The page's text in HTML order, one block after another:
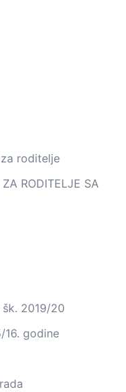
roditelje
RODITELJE SA
2019/20
16. godine